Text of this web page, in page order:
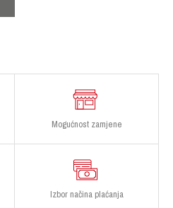
Mogućnost zamjene
Izbor načina plaćanja